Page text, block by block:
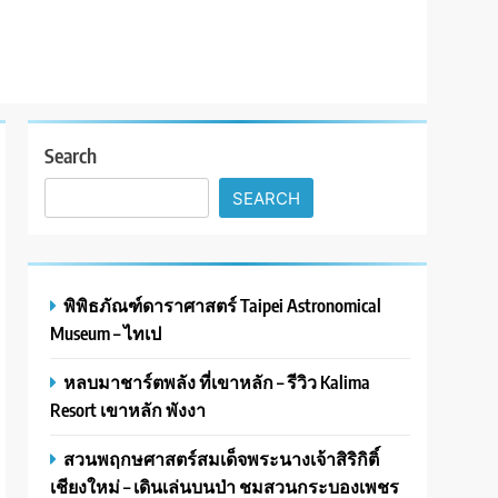
Search
SEARCH
พิพิธภัณฑ์ดาราศาสตร์ Taipei Astronomical
Museum – ไทเป
หลบมาชาร์ตพลัง ที่เขาหลัก – รีวิว Kalima
Resort เขาหลัก พังงา
สวนพฤกษศาสตร์สมเด็จพระนางเจ้าสิริกิติ์
เชียงใหม่ – เดินเล่นบนป่า ชมสวนกระบองเพชร